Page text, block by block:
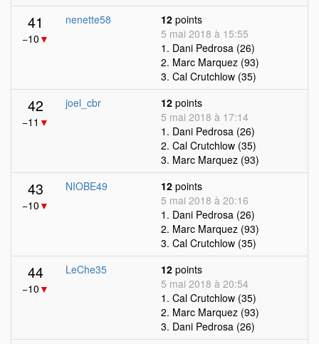
41
−10 ▼
nenette58 12 points
5 mai 2018 à 15:55
1. Dani Pedrosa (26)
2. Marc Marquez (93)
3. Cal Crutchlow (35)
42
−11 ▼
joel_cbr 12 points
5 mai 2018 à 17:14
1. Dani Pedrosa (26)
2. Cal Crutchlow (35)
3. Marc Marquez (93)
43
−10 ▼
NIOBE49 12 points
5 mai 2018 à 20:16
1. Dani Pedrosa (26)
2. Marc Marquez (93)
3. Cal Crutchlow (35)
44
−10 ▼
LeChe35 12 points
5 mai 2018 à 20:54
1. Cal Crutchlow (35)
2. Marc Marquez (93)
3. Dani Pedrosa (26)